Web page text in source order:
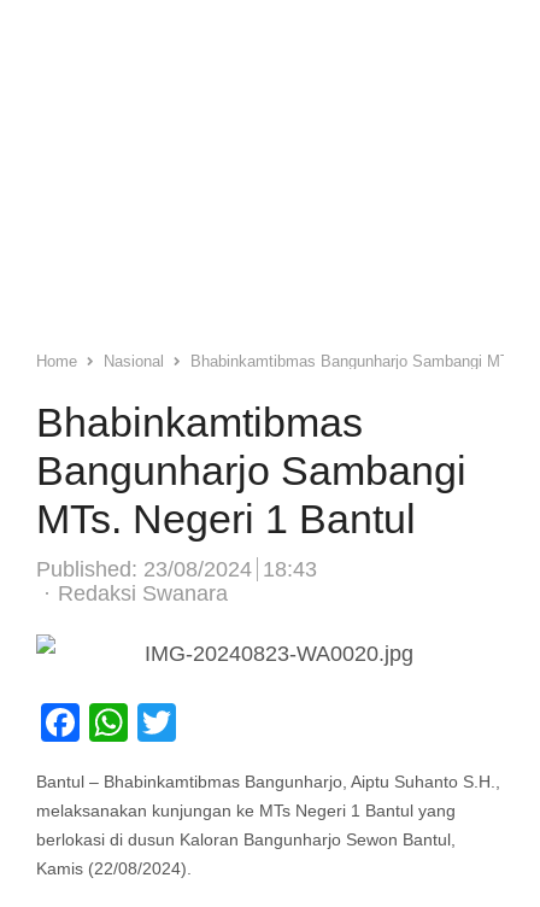
Home Nasional Bhabinkamtibmas Bangunharjo Sambangi MTs.
Bhabinkamtibmas
Bangunharjo Sambangi
MTs. Negeri 1 Bantul
Published: 23/08/2024 18:43
Author
Redaksi Swanara
Facebook
WhatsApp
Bantul – Bhabinkamtibmas Bangunharjo, Aiptu Suhanto S.H.,
melaksanakan kunjungan ke MTs Negeri 1 Bantul yang
berlokasi di dusun Kaloran Bangunharjo Sewon Bantul,
Kamis (22/08/2024).